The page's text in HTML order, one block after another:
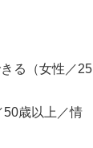
る（女性／25
50歳以上／情